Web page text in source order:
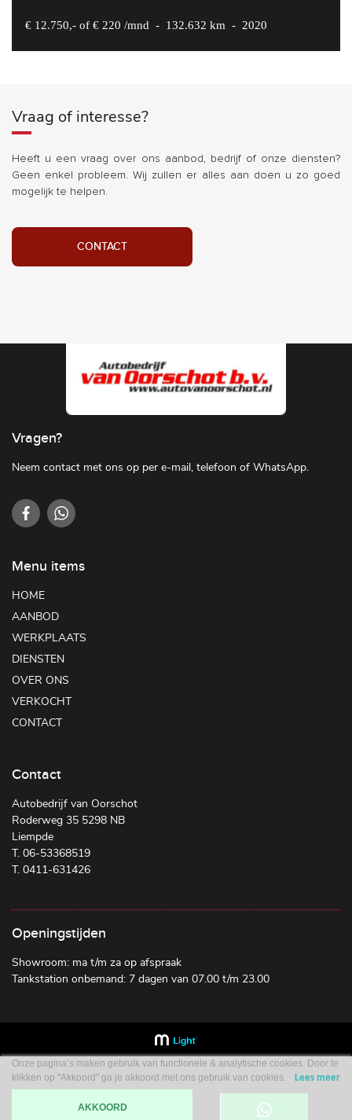
€ 12.750,- of € 220 /mnd - 132.632 km - 2020
Vraag of interesse?
Heeft u een vraag over ons aanbod, bedrijf of onze diensten?
Geen enkel probleem. Wij zullen er alles aan doen u zo goed
mogelijk te helpen.
CONTACT
Vragen?
Neem contact met ons op per e-mail, telefoon of WhatsApp.
Menu items
HOME
AANBOD
WERKPLAATS
DIENSTEN
OVER ONS
VERKOCHT
CONTACT
Contact
Autobedrijf van Oorschot
Roderweg 35 5298 NB
Liempde
T. 06-53368519
T. 0411-631426
Openingstijden
Showroom: ma t/m za op afspraak
Tankstation onbemand: 7 dagen van 07.00 t/m 23.00
Onze pagina’s maken gebruik van functionele & analytische cookies. Door te
klikken op "Akkoord" ga je akkoord met ons gebruik van cookies.
Lees meer
AKKOORD